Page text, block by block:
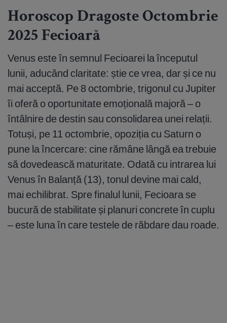
Horoscop Dragoste Octombrie
2025 Fecioară
Venus este în semnul Fecioarei la începutul
lunii, aducând claritate: știe ce vrea, dar și ce nu
mai acceptă. Pe 8 octombrie, trigonul cu Jupiter
îi oferă o oportunitate emoțională majoră – o
întâlnire de destin sau consolidarea unei relații.
Totuși, pe 11 octombrie, opoziția cu Saturn o
pune la încercare: cine rămâne lângă ea trebuie
să dovedească maturitate. Odată cu intrarea lui
Venus în Balanță (13), tonul devine mai cald,
mai echilibrat. Spre finalul lunii, Fecioara se
bucură de stabilitate și planuri concrete în cuplu
– este luna în care testele de răbdare dau roade.